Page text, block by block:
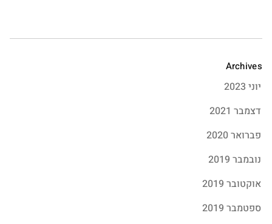
Archives
יוני 2023
דצמבר 2021
פברואר 2020
נובמבר 2019
אוקטובר 2019
ספטמבר 2019